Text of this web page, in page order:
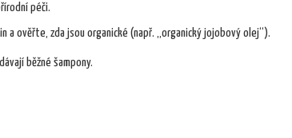
péči.
a ověřte, zda jsou organické (např. „organický jojobový olej“).
běžné šampony.